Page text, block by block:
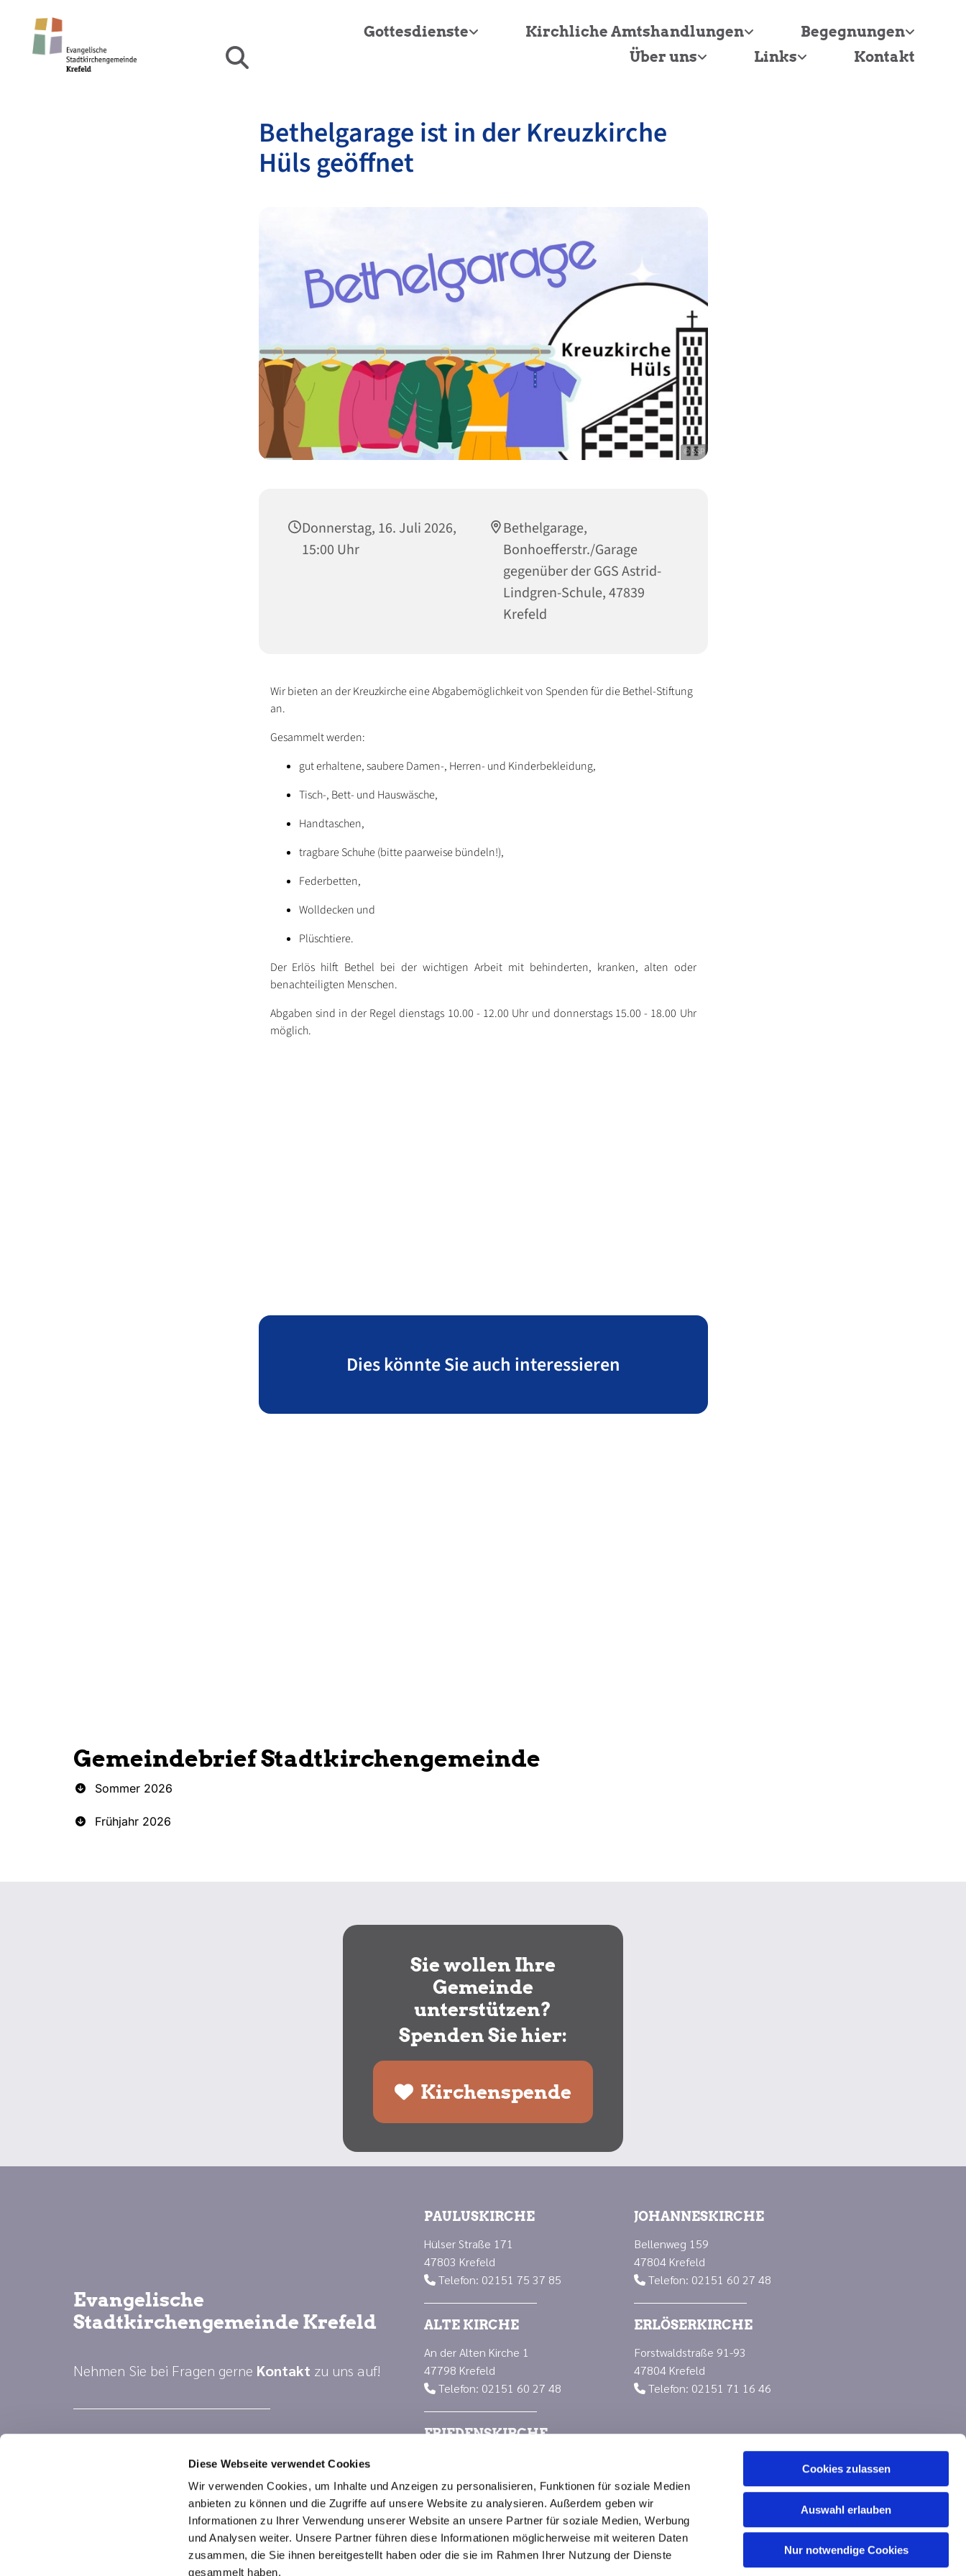
Diese Webseite verwendet Cookies
Wir verwenden Cookies, um Inhalte und Anzeigen zu personalisieren, Funktionen für soziale Medien
anbieten zu können und die Zugriffe auf unsere Website zu analysieren. Außerdem geben wir
Informationen zu Ihrer Verwendung unserer Website an unsere Partner für soziale Medien, Werbung
und Analysen weiter. Unsere Partner führen diese Informationen möglicherweise mit weiteren Daten
zusammen, die Sie ihnen bereitgestellt haben oder die sie im Rahmen Ihrer Nutzung der Dienste
gesammelt haben.
Cookies zulassen
Auswahl erlauben
Nur notwendige Cookies
Gottesdienste Kirchliche Amtshandlungen
Begegnungen
Über uns
Links Kontakt
Bethelgarage ist in der Kreuzkirche
Hüls geöffnet
© SSP
Donnerstag, 16. Juli 2026,
15:00 Uhr
Bethelgarage,
Bonhoefferstr./Garage
gegenüber der GGS Astrid-
Lindgren-Schule, 47839
Krefeld
Wir bieten an der Kreuzkirche eine Abgabemöglichkeit von Spenden für die Bethel-Stiftung
an.
Gesammelt werden:
gut erhaltene, saubere Damen-, Herren- und Kinderbekleidung,
Tisch-, Bett- und Hauswäsche,
Handtaschen,
tragbare Schuhe (bitte paarweise bündeln!),
Federbetten,
Wolldecken und
Plüschtiere.
Der Erlös hilft Bethel bei der wichtigen Arbeit mit behinderten, kranken, alten oder
benachteiligten Menschen.
Abgaben sind in der Regel dienstags 10.00 - 12.00 Uhr und donnerstags 15.00 - 18.00 Uhr
möglich.
Dies könnte Sie auch interessieren
Gemeindebrief Stadtkirchengemeinde
Sommer 2026
Frühjahr 2026
Sie wollen Ihre
Gemeinde
unterstützen?
Spenden Sie hier:
Kirchenspende
Evangelische
Stadtkirchengemeinde Krefeld
Nehmen Sie bei Fragen gerne Kontakt zu uns auf!
PAULUSKIRCHE
Hülser Straße 171
47803 Krefeld
Telefon: 02151 75 37 85
ALTE KIRCHE
An der Alten Kirche 1
47798 Krefeld
Telefon: 02151 60 27 48
FRIEDENSKIRCHE
 Telefon: 02151 66 88 23
JOHANNESKIRCHE
Bellenweg 159
47804 Krefeld
 Telefon: 02151 60 27 48
ERLÖSERKIRCHE
Forstwaldstraße 91-93
47804 Krefeld
 Telefon: 02151 71 16 46
Impressum Datenschutzerklärung ChurchDesk-Login